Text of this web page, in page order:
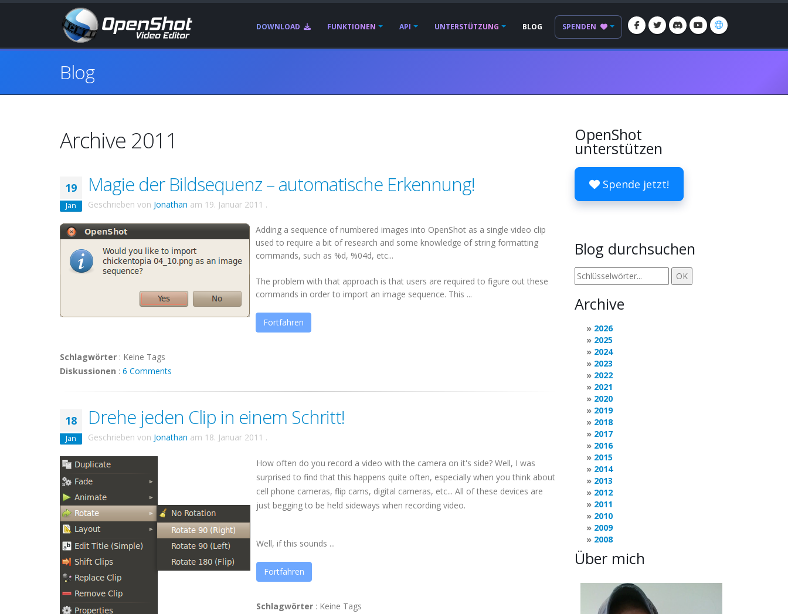
DOWNLOAD FUNKTIONEN API UNTERSTÜTZUNG BLOG SPENDEN
Blog
Archive 2011
19
Jan
Magie der Bildsequenz – automatische Erkennung!
Geschrieben von Jonathan am 19. Januar 2011 .
Adding a sequence of numbered images into OpenShot as a single video clip
used to require a bit of research and some knowledge of string formatting
commands, such as %d, %04d, etc...
The problem with that approach is that users are required to figure out these
commands in order to import an image sequence. This ...
Fortfahren
Schlagwörter : Keine Tags
Diskussionen : 6 Comments
18
Jan
Drehe jeden Clip in einem Schritt!
Geschrieben von Jonathan am 18. Januar 2011 .
How often do you record a video with the camera on it's side? Well, I was
surprised to find that this happens quite often, especially when you think about
cell phone cameras, flip cams, digital cameras, etc... All of these devices are
just begging to be held sideways when recording video.
Well, if this sounds ...
Fortfahren
Schlagwörter : Keine Tags
OpenShot
unterstützen
Spende jetzt!
Blog durchsuchen
Archive
2026
2025
2024
2023
2022
2021
2020
2019
2018
2017
2016
2015
2014
2013
2012
2011
2010
2009
2008
Über mich